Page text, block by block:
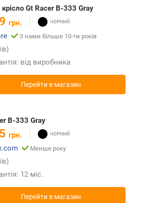
Gt Racer B-333 Gray
грн.
З нами більше 10-ти років
від виробника
Перейти в магазин
B-333 Gray
грн.
Менше року
12 міс.
Перейти в магазин